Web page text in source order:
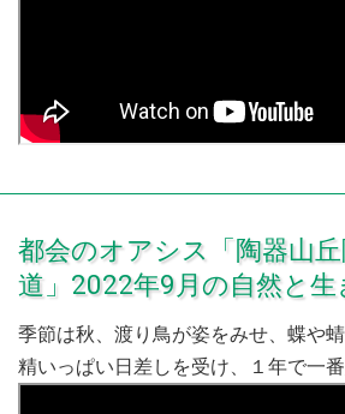
都会のオアシス「陶器山
道」2022年9月の自然と生
季節は秋、渡り鳥が姿をみせ、蝶や
精いっぱい日差しを受け、１年で一